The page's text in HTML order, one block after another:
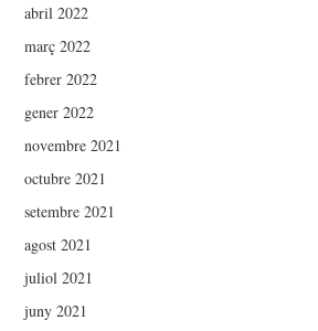
abril 2022
març 2022
febrer 2022
gener 2022
novembre 2021
octubre 2021
setembre 2021
agost 2021
juliol 2021
juny 2021